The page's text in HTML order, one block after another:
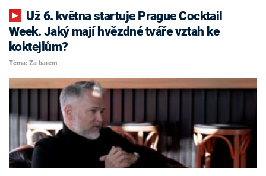
Week. Jaký mají hvězdné tváře vztah ke
koktejlům?
Téma: Za barem